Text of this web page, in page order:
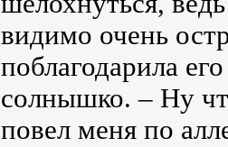
видимо очень
поблагодарила
солнышко. – Ну
повел меня по